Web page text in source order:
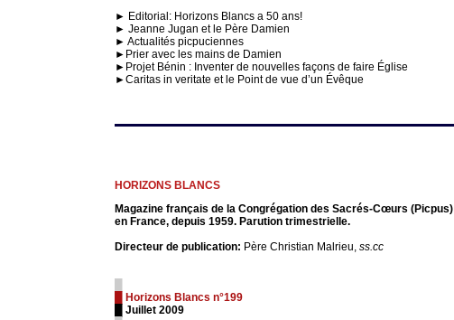
► Editorial: Horizons Blancs a 50 ans!
► Jeanne Jugan et le Père Damien
► Actualités picpuciennes
►Prier avec les mains de Damien
►Projet Bénin : Inventer de nouvelles façons de faire Église
►Caritas in veritate et le Point de vue d’un Évêque
HORIZONS BLANCS
Magazine français de la Congrégation des Sacrés-Cœurs (Picpus)
en France, depuis 1959. Parution trimestrielle.
Directeur de publication: Père Christian Malrieu, ss.cc
█ Horizons Blancs n°199
█ Juillet 2009